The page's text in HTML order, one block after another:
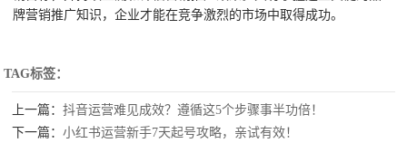
牌营销推广知识，企业才能在竞争激烈的市场中取得成功。
TAG标签：
上一篇：抖音运营难见成效？遵循这5个步骤事半功倍！
下一篇：小红书运营新手7天起号攻略，亲试有效！